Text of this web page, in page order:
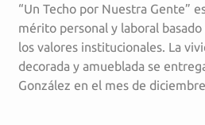
“Un Techo por Nuestra Gente”
mérito personal y laboral
los valores institucionales. La
decorada y amueblada se
González en el mes de diciembre.